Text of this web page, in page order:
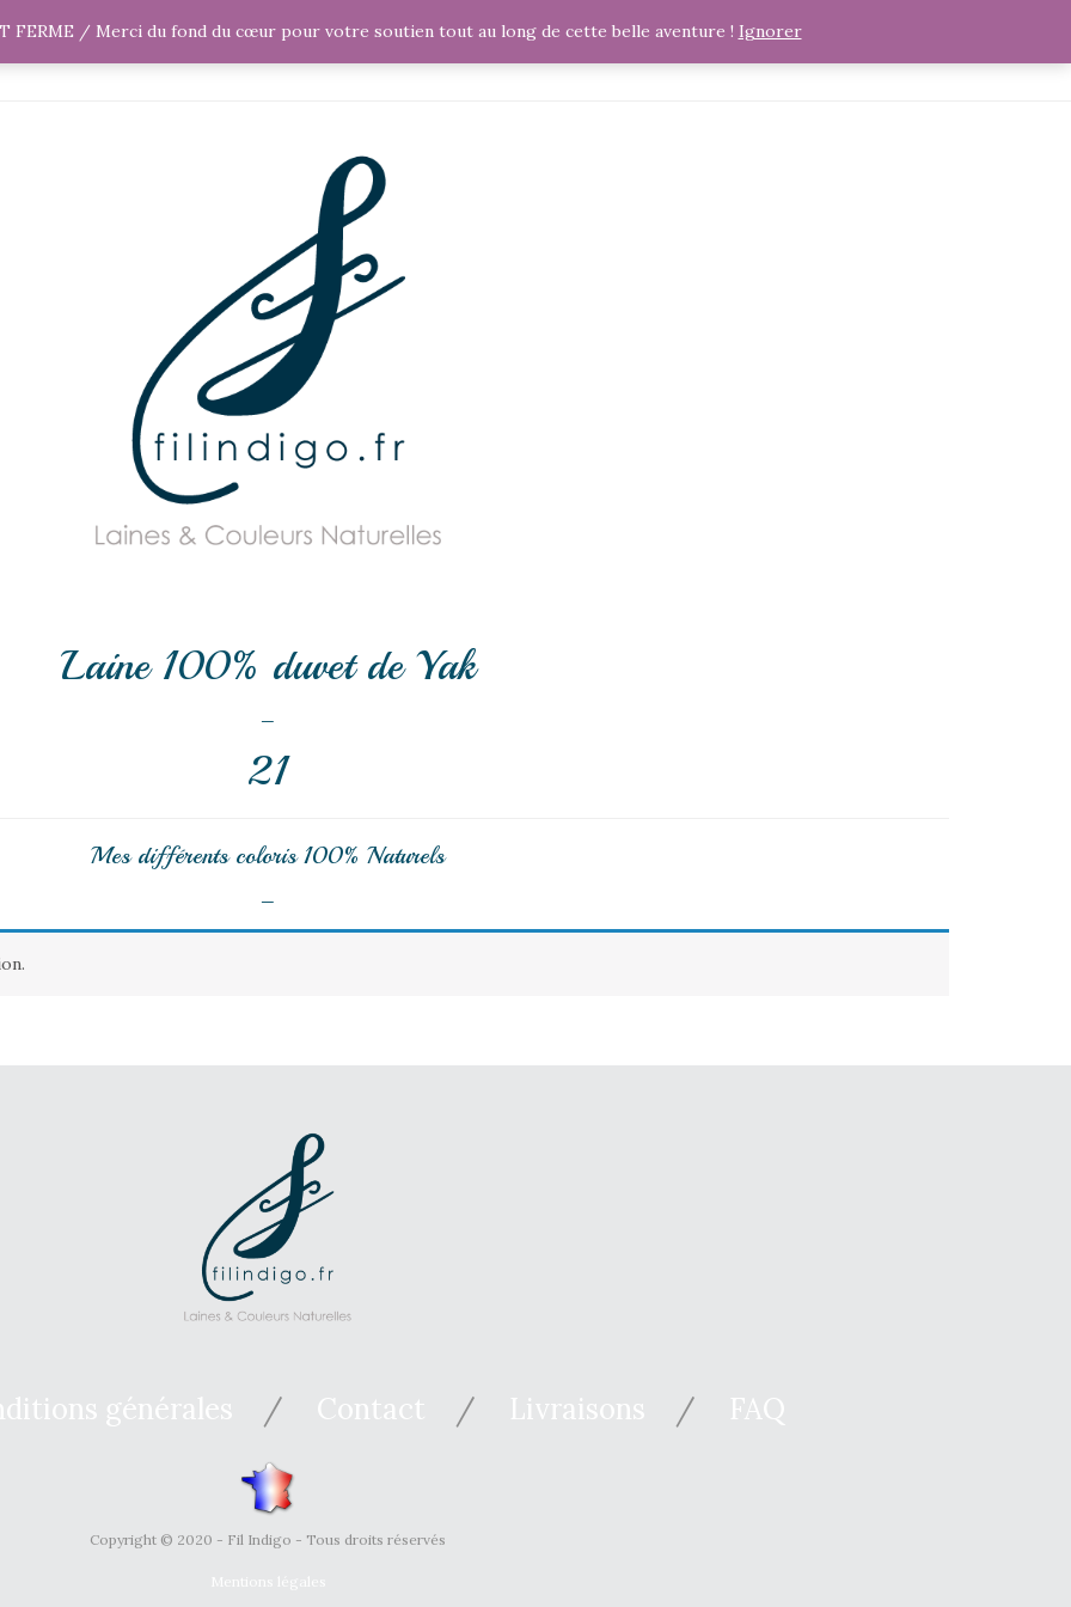
EVÉNEMENTS
Laine 100% duvet de Yak
—
21
Mes différents coloris 100% Naturels
—
générales Contact Livraisons FAQ
Copyright © 2020 - Fil Indigo - Tous droits réservés
Mentions légales
FERME / Merci du fond du cœur pour votre soutien tout au long de cette belle aventure ! Ignorer